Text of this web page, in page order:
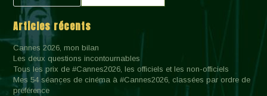
Articles récents
Cannes 2026, mon bilan
Les deux questions incontournables
Tous les prix de #Cannes2026, les officiels et les non-officiels
Mes 54 séances de cinéma à #Cannes2026, classées par ordre de
préférence